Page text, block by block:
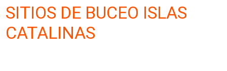
SITIOS DE BUCEO ISLAS
CATALINAS